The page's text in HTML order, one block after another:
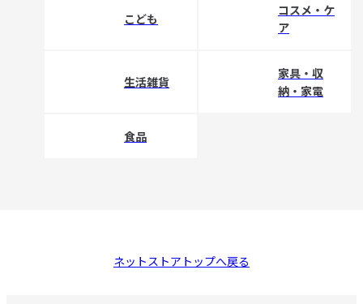
こども
コスメ・ケ
ア
生活雑貨
家具・収
納・家電
食品
ネットストアトップへ戻る